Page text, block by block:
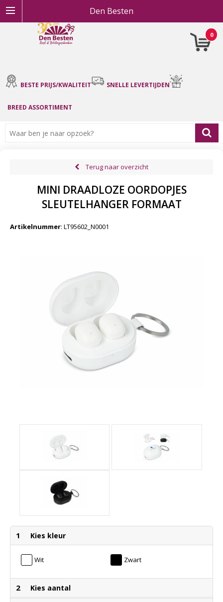
Den Besten
0
BESTE PRIJS/KWALITEIT SNELLE LEVERTIJDEN
BREED ASSORTIMENT
Terug naar overzicht
MINI DRAADLOZE OORDOPJES
SLEUTELHANGER FORMAAT
Artikelnummer: LT95602_N0001
1 Kies kleur
Wit Zwart
2 Kies aantal